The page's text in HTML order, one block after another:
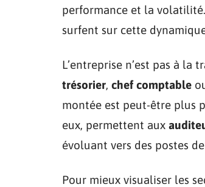
performance et la volatilité.
surfent sur cette
L’entreprise n’est pas à la
trésorier, chef comptable
montée est peut-être plus
eux, permettent aux
évoluant vers des postes
Pour mieux visualiser les